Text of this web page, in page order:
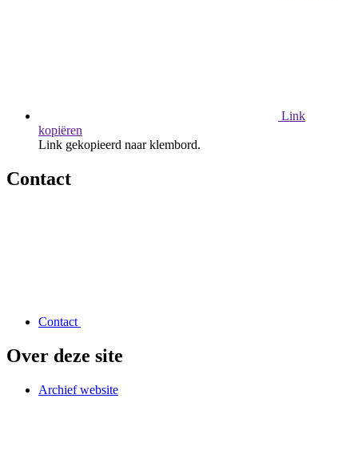
Link
kopiëren
Link gekopieerd naar klembord.
Contact
Contact
Over deze site
Archief website